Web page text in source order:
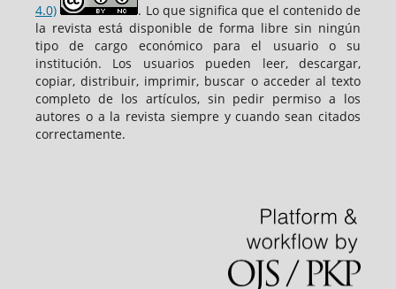
4.0)
. Lo que significa que el contenido de
la revista está disponible de forma libre sin ningún
tipo de cargo económico para el usuario o su
institución. Los usuarios pueden leer, descargar,
copiar, distribuir, imprimir, buscar o acceder al texto
completo de los artículos, sin pedir permiso a los
autores o a la revista siempre y cuando sean citados
correctamente.